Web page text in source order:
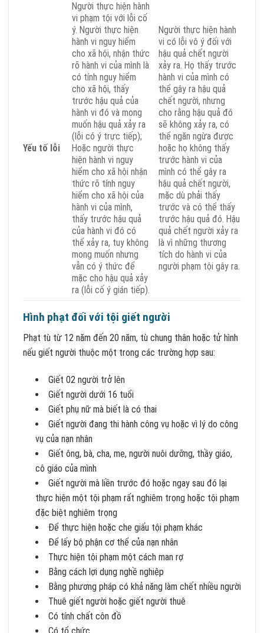
Yếu tố lỗi
Người thực hiện hành
vi phạm tội với lỗi cố
ý. Người thực hiện
hành vi nguy hiểm
cho xã hội, nhận thức
rõ hành vi của mình là
có tính nguy hiểm
cho xã hội, thấy
trước hậu quả của
hành vi đó và mong
muốn hậu quả xảy ra
(lỗi có ý trực tiếp);
Hoặc người thực
hiện hành vi nguy
hiểm cho xã hội nhận
thức rõ tính nguy
hiểm cho xã hội của
hành vi của mình,
thấy trước hậu quả
của hành vi đó có
thể xảy ra, tuy không
mong muốn nhưng
vẫn có ý thức để
mặc cho hậu quả xảy
ra (lỗi cố ý gián tiếp).
Người thực hiện hành
vi có lỗi vô ý đối với
hậu quả chết người
xảy ra. Họ thấy trước
hành vi của mình có
thể gây ra hậu quả
chết người, nhưng
cho rằng hậu quả đó
sẽ không xảy ra, có
thể ngăn ngừa được
hoặc họ không thấy
trước hành vi của
mình có thể gây ra
hậu quả chết người,
mặc dù phải thấy
trước và có thể thấy
trước hậu quả đó. Hậu
quả chết người xảy ra
là vì những thương
tích do hành vi của
người phạm tội gây ra.
Hình phạt đối với tội giết người
Phạt tù từ 12 năm đến 20 năm, tù chung thân hoặc tử hình
nếu giết người thuộc một trong các trường hợp sau:
Giết 02 người trở lên
Giết người dưới 16 tuổi
Giết phụ nữ mà biết là có thai
Giết người đang thi hành công vụ hoặc vì lý do công
vụ của nạn nhân
Giết ông, bà, cha, mẹ, người nuôi dưỡng, thầy giáo,
cô giáo của mình
Giết người mà liền trước đó hoặc ngay sau đó lại
thực hiện một tội phạm rất nghiêm trọng hoặc tội phạm
đặc biệt nghiêm trọng
Để thực hiện hoặc che giấu tội phạm khác
Để lấy bộ phận cơ thể của nạn nhân
Thực hiện tội phạm một cách man rợ
Bằng cách lợi dụng nghề nghiệp
Bằng phương pháp có khả năng làm chết nhiều người
Thuê giết người hoặc giết người thuê
Có tính chất côn đồ
Có tổ chức